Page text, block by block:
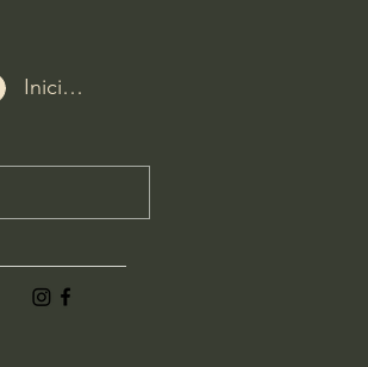
Iniciar sesión